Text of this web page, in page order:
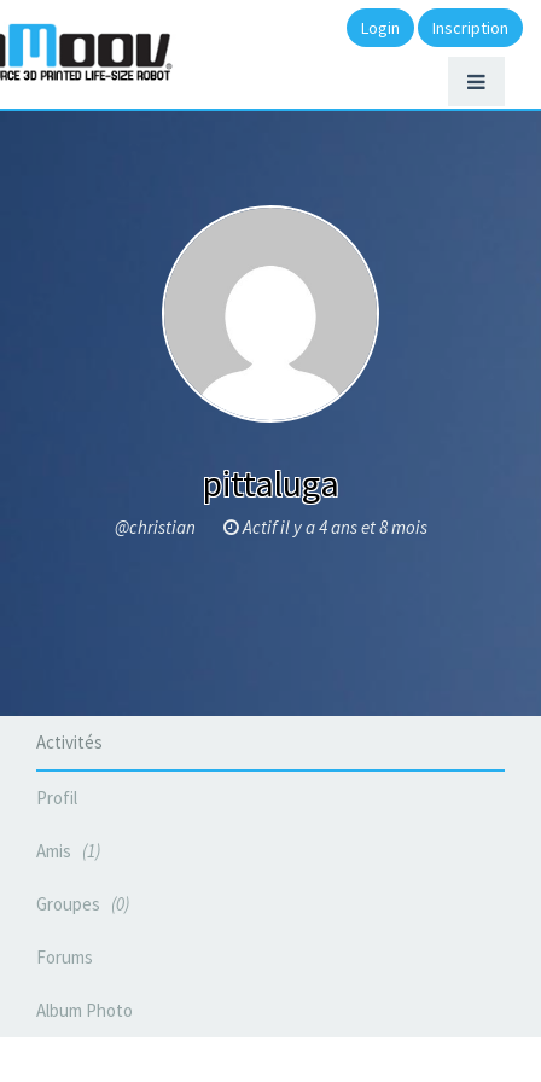
Login Inscription
pittaluga
@christian Actif il y a 4 ans et 8 mois
Activités
Profil
Amis 1
Groupes 0
Forums
Album Photo